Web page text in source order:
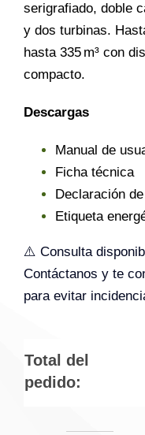
serigrafiado, doble
y dos turbinas.
hasta 335 m³ con
compacto.
Descargas
Manual de
Ficha técnica
Declaración
Etiqueta
⚠️ Consulta
Contáctanos y te
para evitar
Total del
pedido: